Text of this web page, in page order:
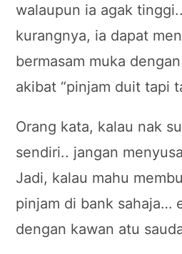
walaupun ia agak
kurangnya, ia dapat
bermasam muka
akibat “pinjam duit tapi
Orang kata, kalau nak
sendiri.. jangan
Jadi, kalau mahu
pinjam di bank sahaja…
dengan kawan atu